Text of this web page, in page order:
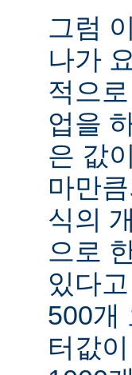
그럼
나가
적으
업을
은 값
마만
식의
으로
있다
500개
터값